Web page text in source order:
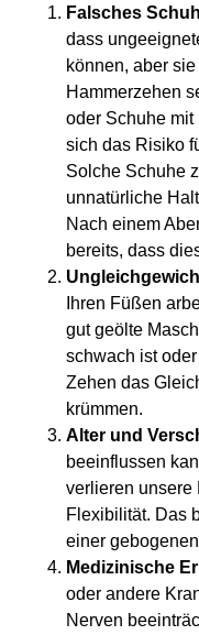
Falsches
dass
können, aber
Hammerzehen
oder Schuhe mit
sich das Risiko
Solche Schuhe
unnatürliche
Nach einem
bereits, dass
Ihren Füßen
gut geölte
schwach ist
Zehen das
krümmen.
Alter und
beeinflussen
verlieren unsere
Flexibilität. Das
einer
Medizinische
oder andere
Nerven